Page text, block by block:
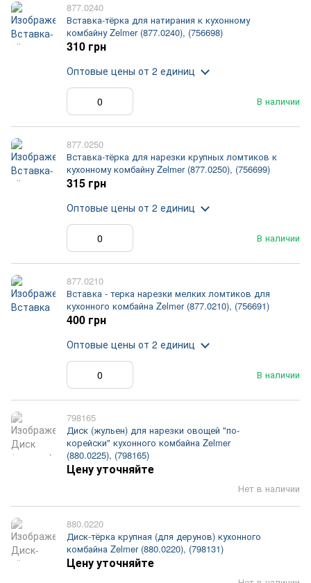
877.0240
Вставка-тёрка для натирания к кухонному
комбайну Zelmer (877.0240), (756698)
В наличии
310 грн
Оптовые цены от 2 единиц
877.0250
Вставка-тёрка для нарезки крупных ломтиков к
кухонному комбайну Zelmer (877.0250), (756699)
В наличии
315 грн
Оптовые цены от 2 единиц
877.0210
Вставка - терка нарезки мелких ломтиков для
кухонного комбайна Zelmer (877.0210), (756691)
В наличии
400 грн
Оптовые цены от 2 единиц
798165
Диск (жульен) для нарезки овощей "по-
корейски" кухонного комбайна Zelmer
(880.0225), (798165)
Нет в наличии
Цену уточняйте
880.0220
Диск-тёрка крупная (для дерунов) кухонного
комбайна Zelmer (880.0220), (798131)
Цену уточняйте